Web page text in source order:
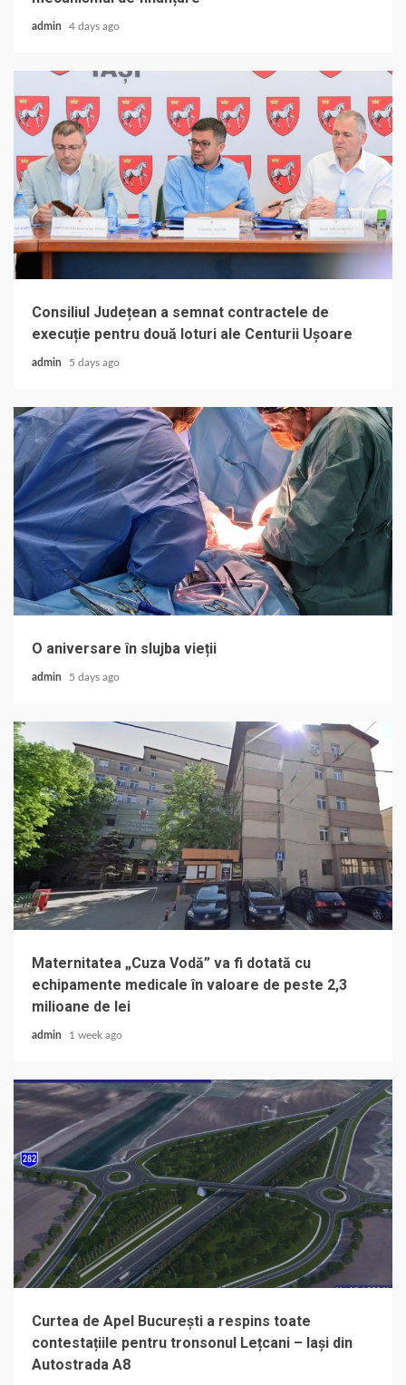
admin 4 days ago
Consiliul Județean a semnat contractele de
execuție pentru două loturi ale Centurii Ușoare
admin 5 days ago
O aniversare în slujba vieții
admin 5 days ago
Maternitatea „Cuza Vodă” va fi dotată cu
echipamente medicale în valoare de peste 2,3
milioane de lei
admin 1 week ago
Curtea de Apel București a respins toate
contestațiile pentru tronsonul Lețcani – Iași din
Autostrada A8